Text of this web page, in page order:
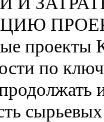
проекты
по